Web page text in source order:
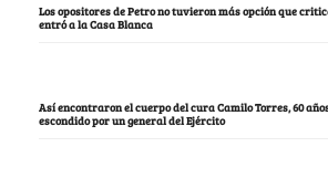
Los opositores de Petro no tuvieron más opción que
entró a la Casa Blanca
Así encontraron el cuerpo del cura Camilo Torres, 60
escondido por un general del Ejército